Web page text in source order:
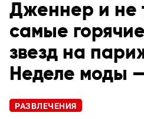
Дженнер и не
самые
звезд на
Неделе моды
РАЗВЛЕЧЕНИЯ